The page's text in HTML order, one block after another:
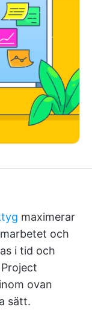
maximerar
och
i tid och
ovan
sätt.